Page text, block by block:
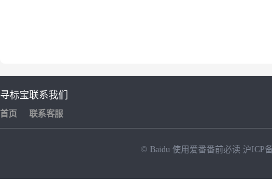
寻标宝
首页
联系我们
联系客服
© Baidu 使用爱番番前必读 沪ICP